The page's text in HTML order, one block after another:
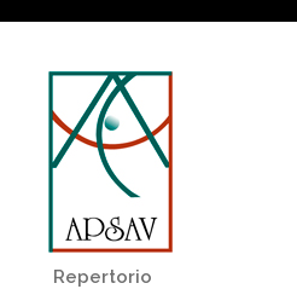
Repertorio